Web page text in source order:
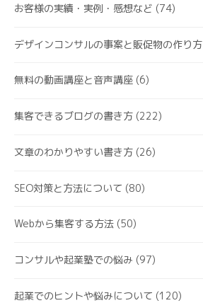
お客様の実績・実例・感想など (74)
デザインコンサルの事案と販促物の作り方
無料の動画講座と音声講座 (6)
集客できるブログの書き方 (222)
文章のわかりやすい書き方 (26)
SEO対策と方法について (80)
Webから集客する方法 (50)
コンサルや起業塾での悩み (97)
起業でのヒントや悩みについて (120)